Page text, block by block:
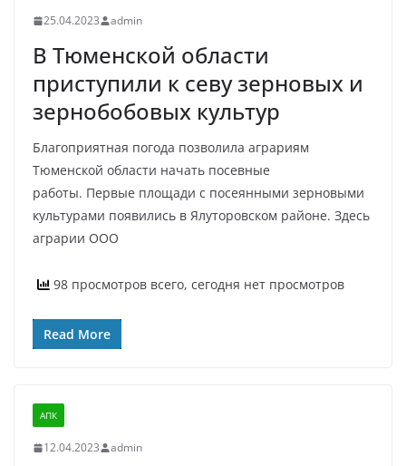
25.04.2023 admin
В Тюменской области
приступили к севу зерновых и
зернобобовых культур
Благоприятная погода позволила аграриям
Тюменской области начать посевные
работы. Первые площади с посеянными зерновыми
культурами появились в Ялуторовском районе. Здесь
аграрии ООО
98 просмотров всего, сегодня нет просмотров
Read More
АПК
12.04.2023 admin